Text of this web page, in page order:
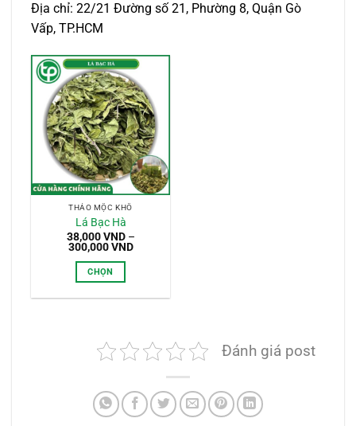
Địa chỉ: 22/21 Đường số 21, Phường 8, Quận Gò
Vấp, TP.HCM
THẢO MỘC KHÔ
Lá Bạc Hà
38,000VND –
300,000VNDKhoảng
300,000 VND
CHỌN
có
nhiều
thể.
Các
Đánh giá post